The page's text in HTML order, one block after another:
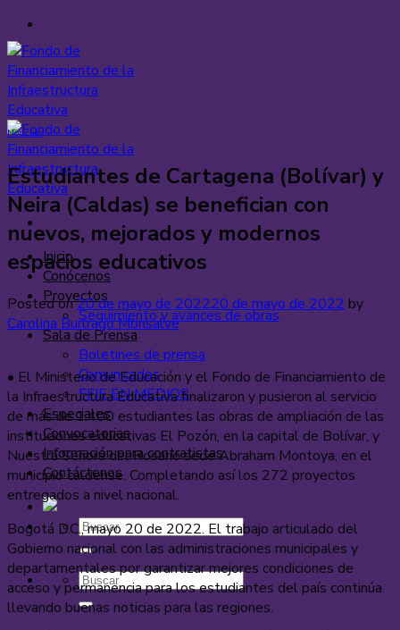
Saltar
al
contenido
Inicio
Conócenos
Proyectos
Seguimiento y avances de obras
Sala de Prensa
Boletines de prensa
Comunicados
FFIE EN MEDIOS
Especiales
Convocatorias
Información para contratistas
Contáctenos
Noticias
Estudiantes de Cartagena (Bolívar) y
Neira (Caldas) se benefician con
nuevos, mejorados y modernos
espacios educativos
Posted on20 de mayo de 202220 de mayo de 2022 by
Carolina Buitrago Monsalve
• El Ministerio de Educación y el Fondo de Financiamiento de
la Infraestructura Educativa finalizaron y pusieron al servicio
de más de 1.400 estudiantes las obras de ampliación de las
instituciones educativas El Pozón, en la capital de Bolívar, y
Nuestra Señora del Rosario sede Abraham Montoya, en el
municipio caldense. Completando así los 272 proyectos
entregados a nivel nacional.
Bogotá D.C., mayo 20 de 2022. El trabajo articulado del
Gobierno nacional con las administraciones municipales y
departamentales por garantizar mejores condiciones de
acceso y permanencia para los estudiantes del país continúa
llevando buenas noticias para las regiones.